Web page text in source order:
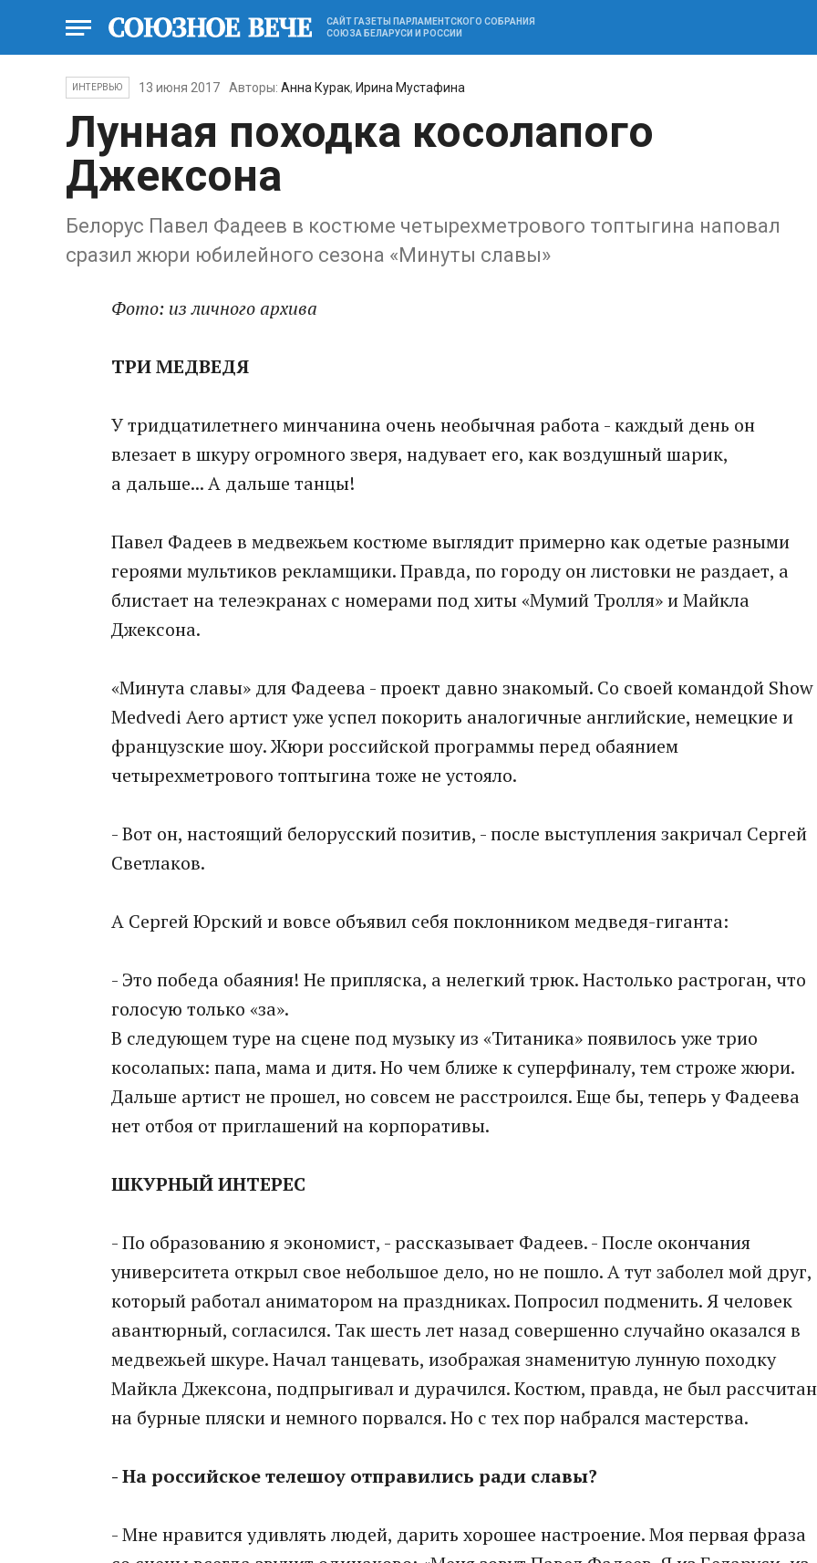
САЙТ ГАЗЕТЫ ПАРЛАМЕНТСКОГО СОБРАНИЯ
СОЮЗА БЕЛАРУСИ И РОССИИ
ИНТЕРВЬЮ 13 июня 2017 Авторы: Анна Курак, Ирина Мустафина
Лунная походка косолапого
Джексона
Белорус Павел Фадеев в костюме четырехметрового топтыгина наповал
сразил жюри юбилейного сезона «Минуты славы»
Фото: из личного архива
ТРИ МЕДВЕДЯ
У тридцатилетнего минчанина очень необычная работа - каждый день он
влезает в шкуру огромного зверя, надувает его, как воздушный шарик,
а дальше... А дальше танцы!
Павел Фадеев в медвежьем костюме выглядит примерно как одетые разными
героями мультиков рекламщики. Правда, по городу он листовки не раздает, а
блистает на телеэкранах с номерами под хиты «Мумий Тролля» и Майкла
Джексона.
«Минута славы» для Фадеева - проект давно знакомый. Со своей командой Show
Medvedi Aero артист уже успел покорить аналогичные английские, немецкие и
французские шоу. Жюри российской программы перед обаянием
четырехметрового топтыгина тоже не устояло.
- Вот он, настоящий белорусский позитив, - после выступления закричал Сергей
Светлаков.
А Сергей Юрский и вовсе объявил себя поклонником медведя-гиганта:
- Это победа обаяния! Не припляска, а нелегкий трюк. Настолько растроган, что
голосую только «за».
В следующем туре на сцене под музыку из «Титаника» появилось уже трио
косолапых: папа, мама и дитя. Но чем ближе к суперфиналу, тем строже жюри.
Дальше артист не прошел, но совсем не расстроился. Еще бы, теперь у Фадеева
нет отбоя от приглашений на корпоративы.
ШКУРНЫЙ ИНТЕРЕС
- По образованию я экономист, - рассказывает Фадеев. - После окончания
университета открыл свое небольшое дело, но не пошло. А тут заболел мой друг,
который работал аниматором на праздниках. Попросил подменить. Я человек
авантюрный, согласился. Так шесть лет назад совершенно случайно оказался в
медвежьей шкуре. Начал танцевать, изображая знаменитую лунную походку
Майкла Джексона, подпрыгивал и дурачился. Костюм, правда, не был рассчитан
на бурные пляски и немного порвался. Но с тех пор набрался мастерства.
- На российское телешоу отправились ради славы?
- Мне нравится удивлять людей, дарить хорошее настроение. Моя первая фраза